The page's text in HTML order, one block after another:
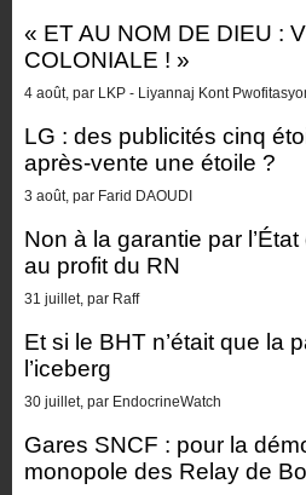
« ET AU NOM DE DIEU :
COLONIALE ! »
4 août, par LKP - Liyannaj Kont
LG : des publicités cinq
après-vente une étoile ?
3 août, par Farid DAOUDI
Non à la garantie par
au profit du RN
31 juillet, par Raff
Et si le BHT n’était que la
l’iceberg
30 juillet, par EndocrineWatch
Gares SNCF : pour la
monopole des Relay de